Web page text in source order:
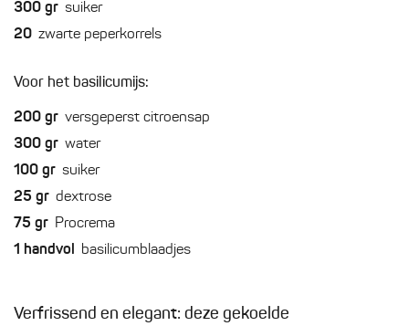
300 gr suiker
20 zwarte peperkorrels
Voor het basilicumijs:
200 gr versgeperst citroensap
300 gr water
100 gr suiker
25 gr dextrose
75 gr Procrema
1 handvol basilicumblaadjes
Verfrissend en elegant: deze gekoelde